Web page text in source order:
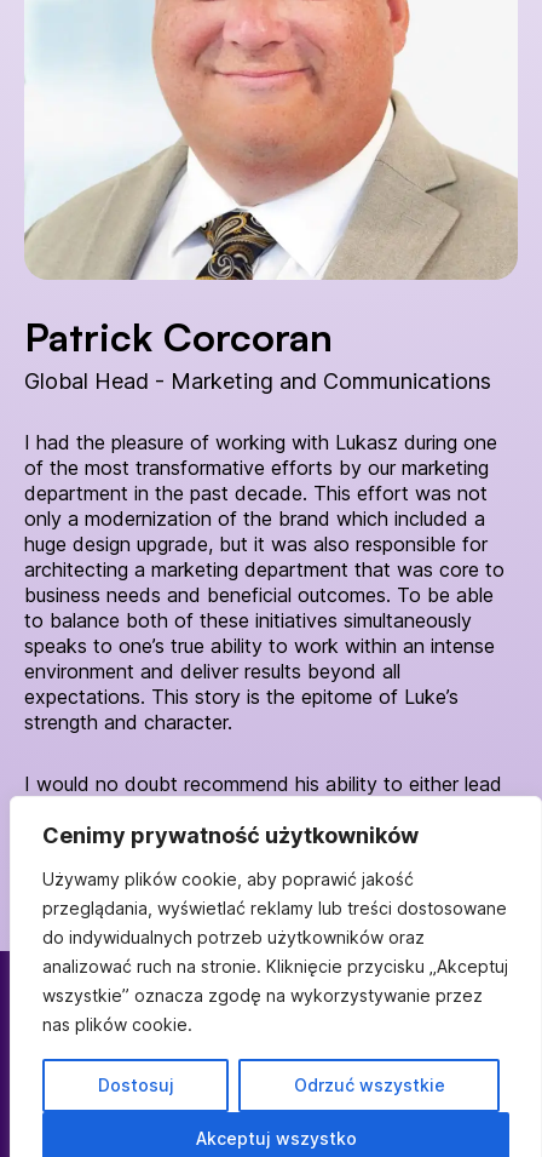
Cenimy prywatność użytkowników
Używamy plików cookie, aby poprawić jakość
przeglądania, wyświetlać reklamy lub treści dostosowane
do indywidualnych potrzeb użytkowników oraz
analizować ruch na stronie. Kliknięcie przycisku „Akceptuj
wszystkie” oznacza zgodę na wykorzystywanie przez
nas plików cookie.
Dostosuj Odrzuć wszystkie
Akceptuj wszystko
Patrick Corcoran
Global Head - Marketing and Communications
I had the pleasure of working with Lukasz during one
of the most transformative efforts by our marketing
department in the past decade. This effort was not
only a modernization of the brand which included a
huge design upgrade, but it was also responsible for
architecting a marketing department that was core to
business needs and beneficial outcomes. To be able
to balance both of these initiatives simultaneously
speaks to one’s true ability to work within an intense
environment and deliver results beyond all
expectations. This story is the epitome of Luke’s
strength and character.
I would no doubt recommend his ability to either lead
efforts within one’s marketing department. Not to
Zapisz się do
Marki z K[l]asą.